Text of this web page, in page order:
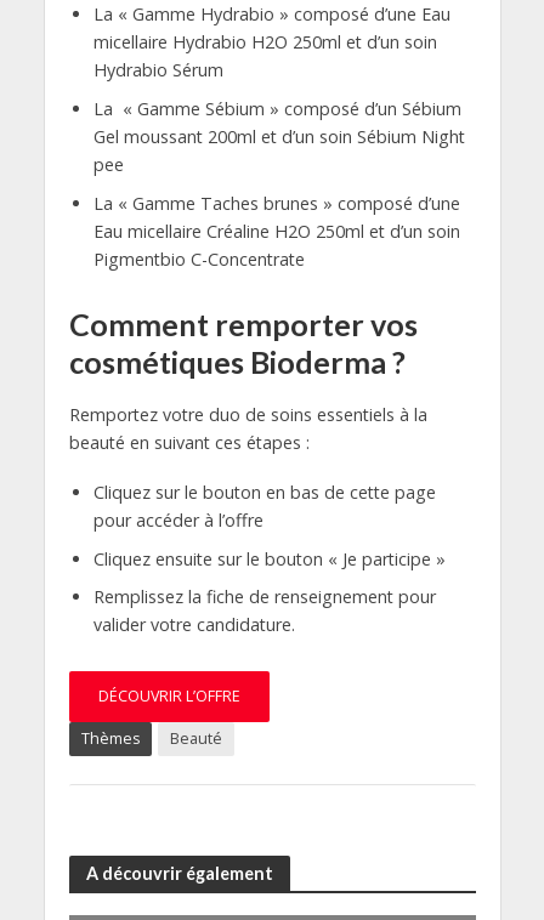
La « Gamme Hydrabio » composé d’une Eau
micellaire Hydrabio H2O 250ml et d’un soin
Hydrabio Sérum
La « Gamme Sébium » composé d’un Sébium
Gel moussant 200ml et d’un soin Sébium Night
pee
La « Gamme Taches brunes » composé d’une
Eau micellaire Créaline H2O 250ml et d’un soin
Pigmentbio C-Concentrate
Comment remporter vos
cosmétiques Bioderma ?
Remportez votre duo de soins essentiels à la
beauté en suivant ces étapes :
Cliquez sur le bouton en bas de cette page
pour accéder à l’offre
Cliquez ensuite sur le bouton « Je participe »
Remplissez la fiche de renseignement pour
valider votre candidature.
DÉCOUVRIR L’OFFRE
Thèmes Beauté
A découvrir également